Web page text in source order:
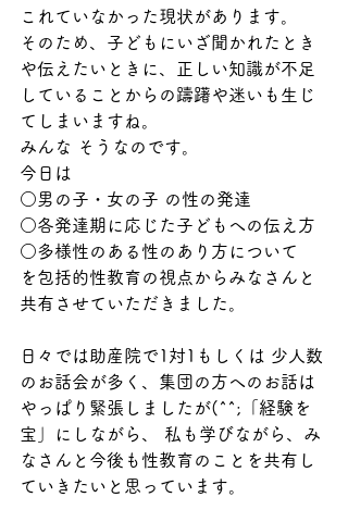
これていなかった現状があります。
そのため、子どもにいざ聞かれたとき
や伝えたいときに、正しい知識が不足
していることからの躊躇や迷いも生じ
てしまいますね。
みんな そうなのです。
今日は
○男の子・女の子 の性の発達
○各発達期に応じた子どもへの伝え方
○多様性のある性のあり方について
を包括的性教育の視点からみなさんと
共有させていただきました。
日々では助産院で1対1もしくは 少人数
のお話会が多く、集団の方へのお話は
やっぱり緊張しましたが(^^;「経験を
宝」にしながら、 私も学びながら、み
なさんと今後も性教育のことを共有し
ていきたいと思っています。